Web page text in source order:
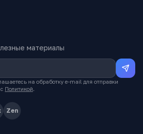
материалы
на обработку e-mail для отправки
Политикой.
Zen